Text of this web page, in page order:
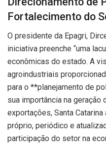
Fortalecimento do
O presidente da Epagri,
iniciativa preenche “uma
econômicas do estado. A
agroindustriais
para o **planejamento de
sua importância na geração
exportações, Santa
próprio, periódico e
participação do setor na